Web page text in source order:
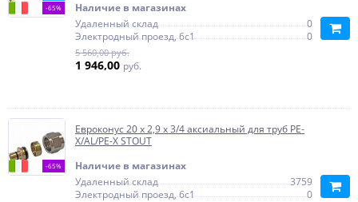
-65%
Наличие в магазинах
Удаленный склад
0
Электродный проезд, 6с1
0
5 560,00 руб.
1 946,00 руб.
-65%
Евроконус 20 х 2,9 х 3/4 аксиальный для труб PE-
X/AL/PE-X STOUT
Наличие в магазинах
Удаленный склад
3759
Электродный проезд, 6с1
0